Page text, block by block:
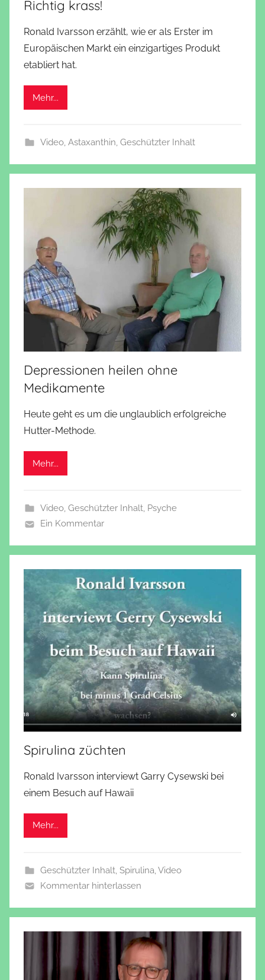
Richtig krass!
Ronald Ivarsson erzählt, wie er als Erster im
Europäischen Markt ein einzigartiges Produkt
etabliert hat.
Mehr...
Video, Astaxanthin, Geschützter Inhalt
Depressionen heilen ohne
Medikamente
Heute geht es um die unglaublich erfolgreiche
Hutter-Methode.
Mehr...
Video, Geschützter Inhalt, Psyche
Ein Kommentar
Spirulina züchten
Ronald Ivarsson interviewt Garry Cysewski bei
einem Besuch auf Hawaii
Mehr...
Geschützter Inhalt, Spirulina Video
Kommentar hinterlassen